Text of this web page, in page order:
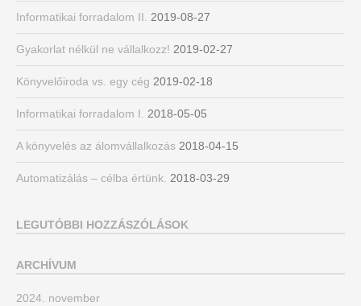
Informatikai forradalom II. 2019-08-27
Gyakorlat nélkül ne vállalkozz! 2019-02-27
Könyvelőiroda vs. egy cég 2019-02-18
Informatikai forradalom I. 2018-05-05
A könyvelés az álomvállalkozás 2018-04-15
Automatizálás – célba értünk. 2018-03-29
LEGUTÓBBI HOZZÁSZÓLÁSOK
ARCHÍVUM
2024. november